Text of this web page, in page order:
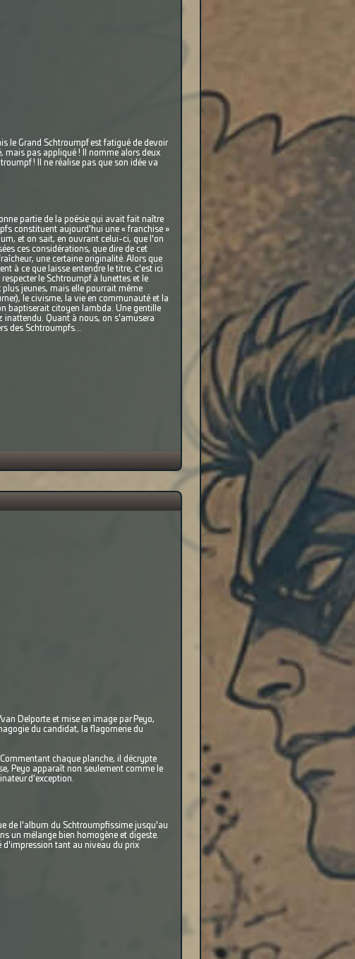
le Grand Schtroumpf est fatigué de devoir
mais pas appliqué ! Il nomme alors deux
! Il ne réalise pas que son idée va
partie de la poésie qui avait fait naître
constituent aujourd'hui une « franchise »
et on sait, en ouvrant celui-ci, que l'on
ces considérations, que dire de cet
une certaine originalité. Alors que
à ce que laisse entendre le titre, c'est ici
le Schtroumpf à lunettes et le
jeunes, mais elle pourrait même
le civisme, la vie en communauté et la
baptiserait citoyen lambda. Une gentille
inattendu. Quant à nous, on s'amusera
des Schtroumpfs...
Delporte et mise en image par Peyo,
du candidat, la flagornerie du
chaque planche, il décrypte
Peyo apparaît non seulement comme le
d'exception.
de l'album du Schtroumpfissime jusqu'au
un mélange bien homogène et digeste.
d'impression tant au niveau du prix